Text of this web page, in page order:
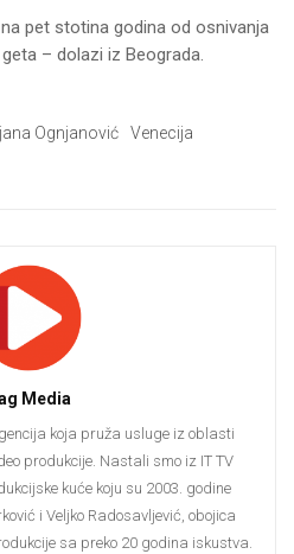
pet stotina godina od osnivanja
– dolazi iz Beograda.
Ognjanović Venecija
Media
koja pruža usluge iz oblasti
produkcije. Nastali smo iz IT TV
kuće koju su 2003. godine
i Veljko Radosavljević, obojica
sa preko 20 godina iskustva.